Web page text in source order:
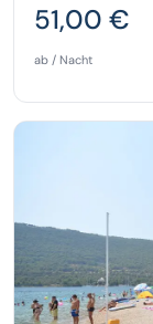
51,00 €
ab / Nacht